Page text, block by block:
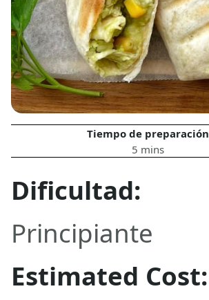
Tiempo de preparación
5 mins
Dificultad:
Principiante
Estimated Cost: